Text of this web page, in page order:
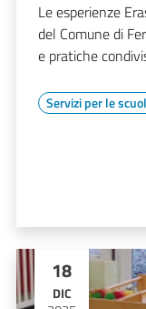
Le esperienze
del Comune di
e pratiche
Servizi per le
18
DIC